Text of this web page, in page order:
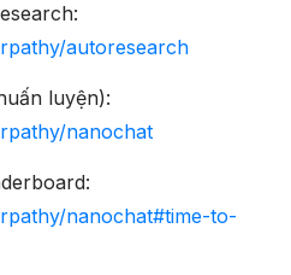
autoresearch
luyện):
nanochat
nanochat#time-to-